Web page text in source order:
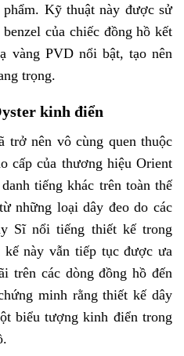
phẩm. Kỹ thuật này được sử
của chiếc đồng hồ kết
vàng PVD nổi bật, tạo nên
trọng.
kinh điển
trở nên vô cùng quen thuộc
cấp của thương hiệu Orient
tiếng khác trên toàn thế
những loại dây đeo do các
Sĩ nổi tiếng thiết kế trong
này vẫn tiếp tục được ưa
trên các dòng đồng hồ đến
minh rằng thiết kế dây
biểu tượng kinh điển trong